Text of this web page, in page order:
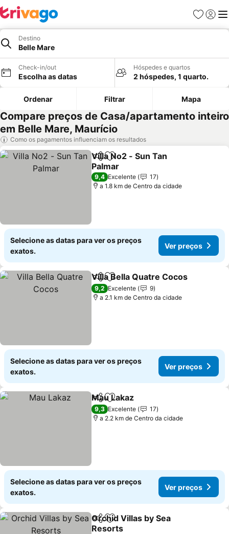
Favoritos
Iniciar
Destino
Belle Mare
Check-in/out
Escolha as datas
Hóspedes e quartos
2 hóspedes, 1 quarto.
Ordenar Filtrar Mapa
Compare preços de Casa/apartamento inteiro
em Belle Mare, Maurício
Como os pagamentos influenciam os resultados
PartilharAdicionar aos favoritos
Villa No2 - Sun Tan
Palmar
9,4 Excelente
17
a 1.8 km de Centro da cidade
Selecione as datas para ver os preços
exatos.
Ver preços
PartilharAdicionar aos favoritos
Villa Bella Quatre Cocos
9,2 Excelente
9
a 2.1 km de Centro da cidade
Selecione as datas para ver os preços
exatos.
Ver preços
PartilharAdicionar aos favoritos
Mau Lakaz
9,3 Excelente
17
a 2.2 km de Centro da cidade
Selecione as datas para ver os preços
exatos.
Ver preços
PartilharAdicionar aos favoritos
Orchid Villas by Sea
Resorts